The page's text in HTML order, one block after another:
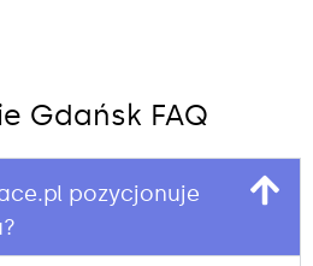
Gdańsk FAQ
pozycjonuje